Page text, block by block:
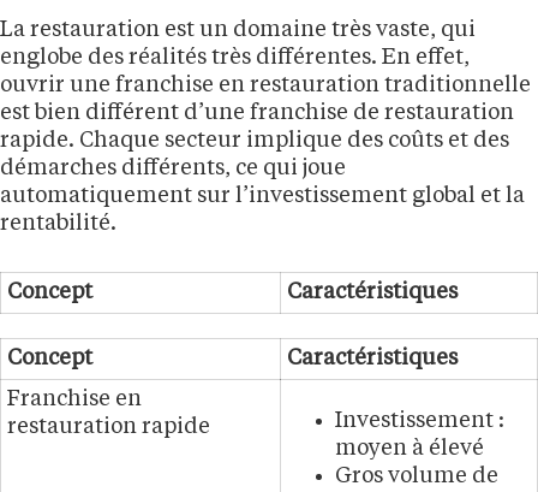
La restauration est un domaine très vaste, qui
englobe des réalités très différentes. En effet,
ouvrir une franchise en restauration traditionnelle
est bien différent d’une franchise de restauration
rapide. Chaque secteur implique des coûts et des
démarches différents, ce qui joue
automatiquement sur l’investissement global et la
rentabilité.
Concept Caractéristiques
Concept
Caractéristiques
Franchise en
restauration rapide
Investissement :
moyen à élevé
Gros volume de